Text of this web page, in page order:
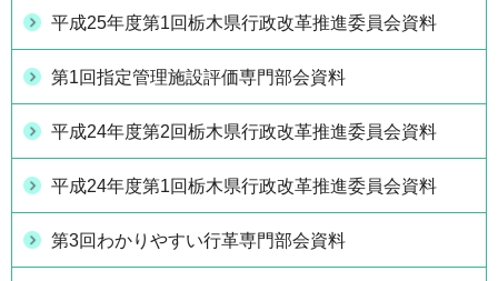
平成25年度第1回栃木県行政改革推進委員会資料
第1回指定管理施設評価専門部会資料
平成24年度第2回栃木県行政改革推進委員会資料
平成24年度第1回栃木県行政改革推進委員会資料
第3回わかりやすい行革専門部会資料